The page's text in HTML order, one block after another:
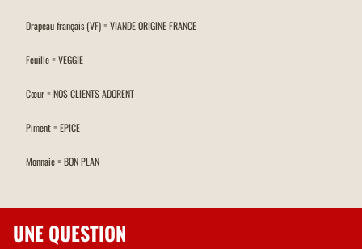
Drapeau français (VF) = VIANDE ORIGINE FRANCE
Feuille = VEGGIE
Cœur = NOS CLIENTS ADORENT
Piment = EPICE
Monnaie = BON PLAN
UNE QUESTION